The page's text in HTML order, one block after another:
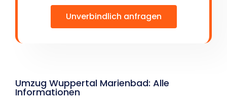
Unverbindlich anfragen
Umzug Wuppertal Marienbad: Alle
Informationen